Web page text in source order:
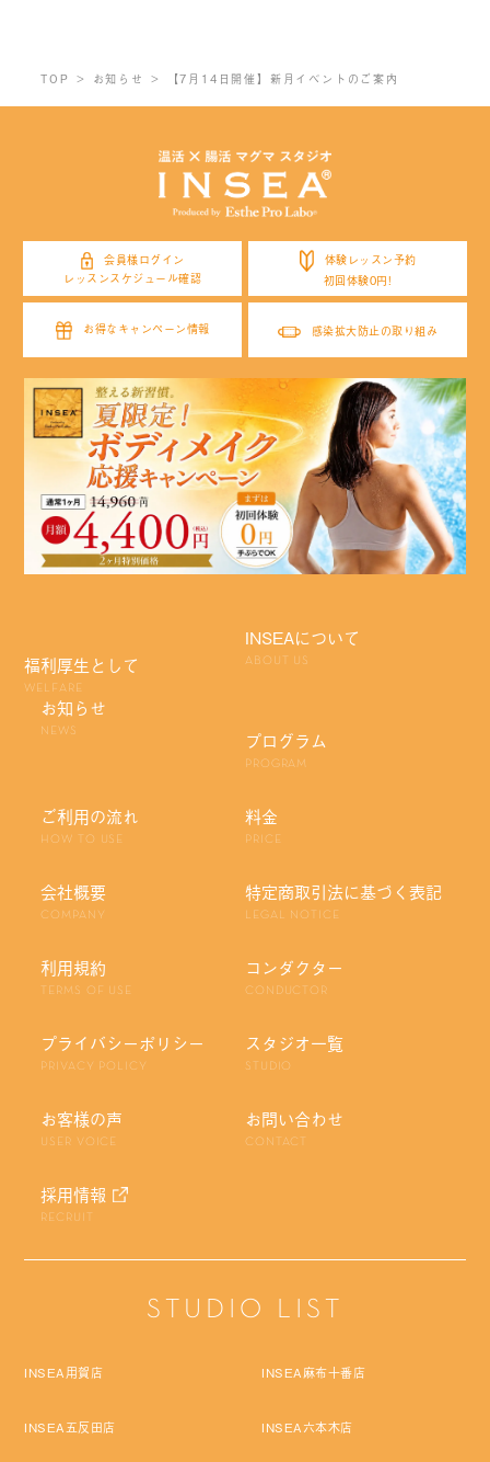
TOP お知らせ 【7月14日開催】新月イベントのご案内
会員様ログイン
レッスンスケジュール確認
体験レッスン予約
初回体験0円!
お得なキャンペーン情報 感染拡大防止の取り組み
INSEAについて
ABOUT US
コンダクター
CONDUCTOR
会社概要
COMPANY
プログラム
PROGRAM
スタジオ一覧
STUDIO
利用規約
TERMS OF USE
料金
PRICE
お知らせ
NEWS
プライバシーポリシー
PRIVACY POLICY
特定商取引法に基づく表記
LEGAL NOTICE
ご利用の流れ
HOW TO USE
お客様の声
USER VOICE
お問い合わせ
CONTACT
採用情報
RECRUIT
福利厚生として
WELFARE
STUDIO LIST
INSEA用賀店 INSEA麻布十番店
INSEA五反田店 INSEA六本木店